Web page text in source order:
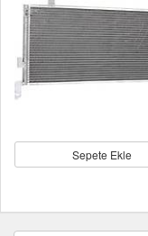
Sepete Ekle